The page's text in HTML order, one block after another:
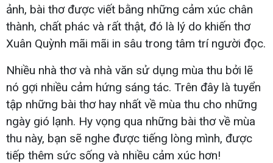
ảnh, bài thơ được viết bằng những cảm xúc chân
thành, chất phác và rất thật, đó là lý do khiến thơ
Xuân Quỳnh mãi mãi in sâu trong tâm trí người đọc.
Nhiều nhà thơ và nhà văn sử dụng mùa thu bởi lẽ
nó gợi nhiều cảm hứng sáng tác. Trên đây là tuyển
tập những bài thơ hay nhất về mùa thu cho những
ngày gió lạnh. Hy vọng qua những bài thơ về mùa
thu này, bạn sẽ nghe được tiếng lòng mình, được
tiếp thêm sức sống và nhiều cảm xúc hơn!